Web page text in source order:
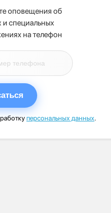
оповещения об
и специальных
на телефон
персональных данных.